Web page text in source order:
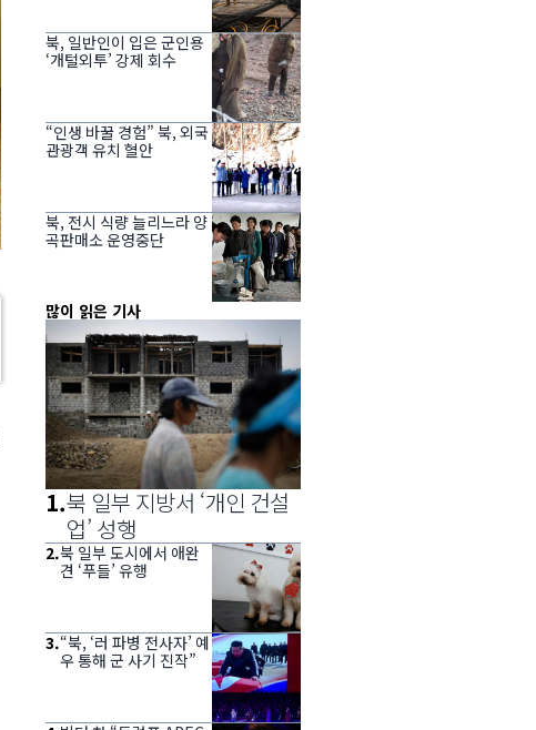
북, 일반인이 입은 군인용
‘개털외투’ 강제 회수
“인생 바꿀 경험” 북, 외국
관광객 유치 혈안
북, 전시 식량 늘리느라 양
곡판매소 운영중단
많이 읽은 기사
1.북 일부 지방서 ‘개인 건설
업’ 성행
2.북 일부 도시에서 애완
견 ‘푸들’ 유행
3.“북, ‘러 파병 전사자’ 예
우 통해 군 사기 진작”